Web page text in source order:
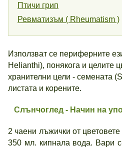
Птичи грип
Ревматизъм ( Rheumatism )
Използват се периферните
Helianthi), понякога и целите
хранителни цели - семената
листата и корените.
Слънчоглед - Начин на
2 чаени лъжички от
350 мл. кипнала вода. Вари